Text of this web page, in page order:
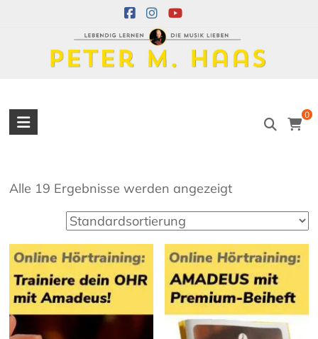
Peter
M.
Haas
Musiker
Akkordeon,
Bandoneon,
Harmonielehre
0
Alle 19 Ergebnisse werden angezeigt